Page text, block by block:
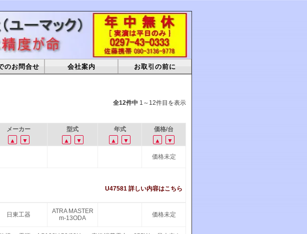
のお問合せ 会社案内 お取引の前に
全12件中 1～12件目を表示
メーカー
▲
▼
型式
▲
▼
年式
▲
▼
価格/台
▲
▼
価格未定
U47581 詳しい内容はこちら
日東工器
ATRA MASTER
m-13ODA
価格未定